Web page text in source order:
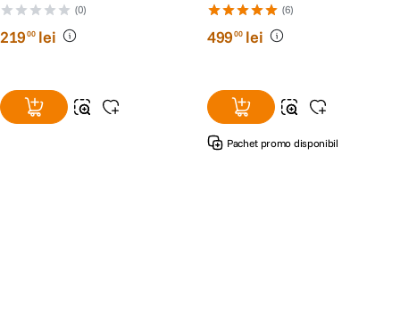
(0)
21900 lei
(6)
49900 lei
Pachet promo disponibil